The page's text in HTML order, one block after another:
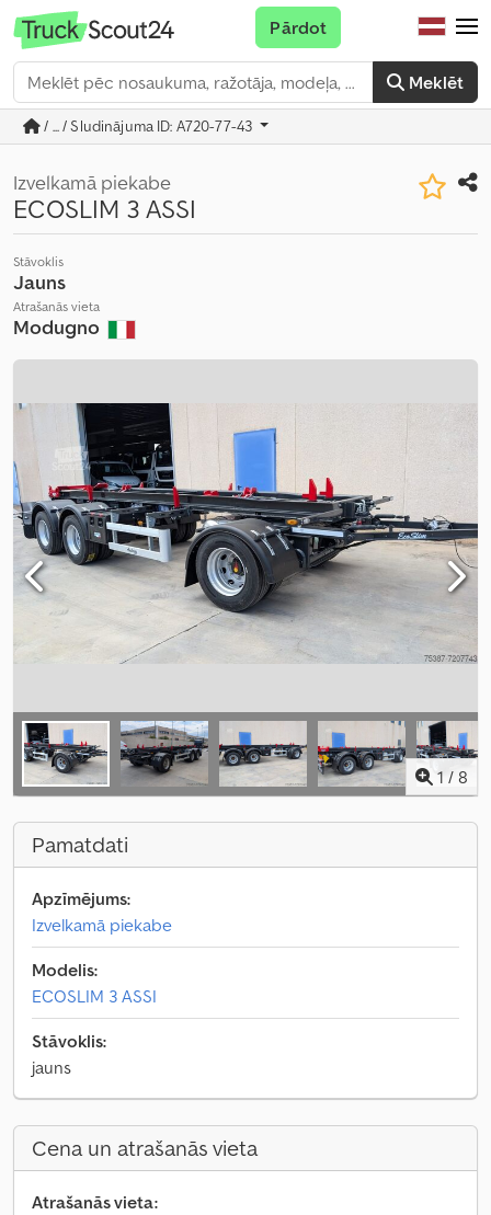
Meklēt
Pārdot
/ ... / Sludinājuma ID: A720-77-43
Izvelkamā piekabe
ECOSLIM 3 ASSI
Stāvoklis
Jauns
Atrašanās vieta
Modugno
1 / 8
Pamatdati
Apzīmējums:
Izvelkamā piekabe
Modelis:
ECOSLIM 3 ASSI
Stāvoklis:
jauns
Cena un atrašanās vieta
Atrašanās vieta: